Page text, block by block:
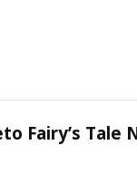
Fairy’s Tale